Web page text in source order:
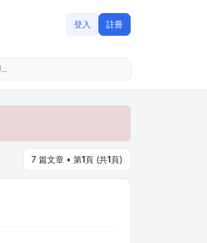
登入 註冊
7 篇文章 • 第1頁 (共1頁)